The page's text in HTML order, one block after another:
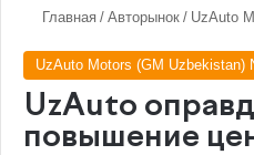
Главная / Авторынок / UzAuto
UzAuto Motors (GM Uzbekistan)
UzAuto
повышение